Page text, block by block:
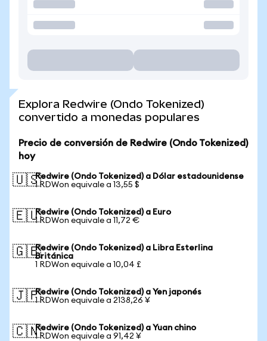
Explora Redwire (Ondo Tokenized)
convertido a monedas populares
Precio de conversión de Redwire (Ondo Tokenized)
hoy
🇺🇸Redwire (Ondo Tokenized) a Dólar estadounidense
1 RDWon equivale a 13,55 $
🇪🇺Redwire (Ondo Tokenized) a Euro
1 RDWon equivale a 11,72 €
🇬🇧Redwire (Ondo Tokenized) a Libra Esterlina
Británica
1 RDWon equivale a 10,04 £
🇯🇵Redwire (Ondo Tokenized) a Yen japonés
1 RDWon equivale a 2138,26 ¥
🇨🇳Redwire (Ondo Tokenized) a Yuan chino
1 RDWon equivale a 91,42 ¥